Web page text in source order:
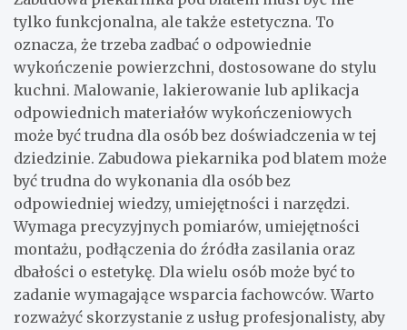
tylko funkcjonalna, ale także estetyczna. To
oznacza, że trzeba zadbać o odpowiednie
wykończenie powierzchni, dostosowane do stylu
kuchni. Malowanie, lakierowanie lub aplikacja
odpowiednich materiałów wykończeniowych
może być trudna dla osób bez doświadczenia w tej
dziedzinie. Zabudowa piekarnika pod blatem może
być trudna do wykonania dla osób bez
odpowiedniej wiedzy, umiejętności i narzędzi.
Wymaga precyzyjnych pomiarów, umiejętności
montażu, podłączenia do źródła zasilania oraz
dbałości o estetykę. Dla wielu osób może być to
zadanie wymagające wsparcia fachowców. Warto
rozważyć skorzystanie z usług profesjonalisty, aby